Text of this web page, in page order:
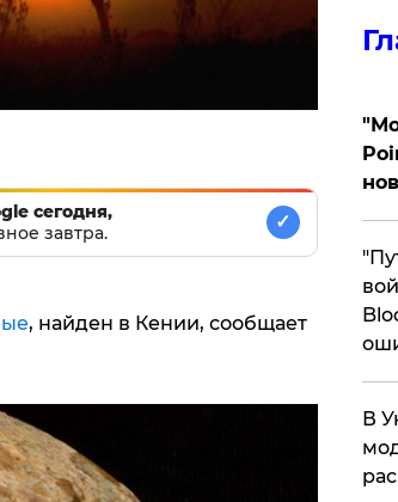
сегодня,
завтра.
✓
, найден в Кении, сообщает
В